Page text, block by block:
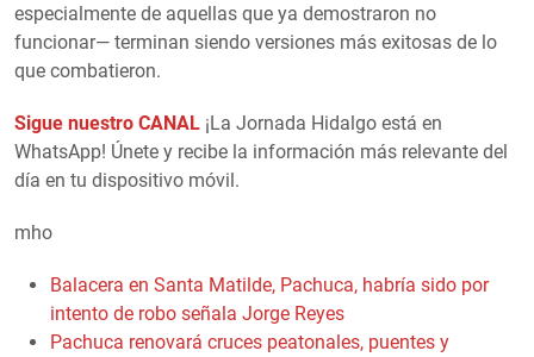
especialmente de aquellas que ya demostraron no
funcionar— terminan siendo versiones más exitosas de lo
que combatieron.
Sigue nuestro CANAL ¡La Jornada Hidalgo está en
WhatsApp! Únete y recibe la información más relevante del
día en tu dispositivo móvil.
mho
Balacera en Santa Matilde, Pachuca, habría sido por
intento de robo señala Jorge Reyes
Pachuca renovará cruces peatonales, puentes y